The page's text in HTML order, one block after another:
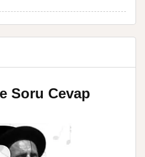
Soru Cevap